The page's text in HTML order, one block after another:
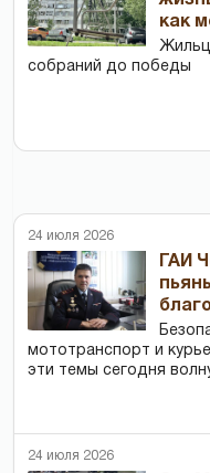
как
собраний до победы
24 июля 2026
ГАИ
мототранспорт и
эти темы сегодня
24 июля 2026